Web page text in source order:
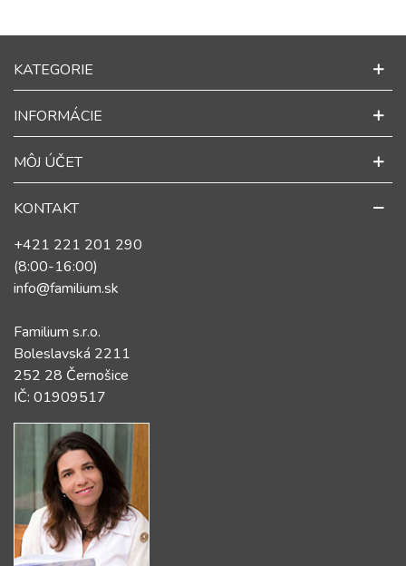
KATEGORIE
INFORMÁCIE
MÔJ ÚČET
KONTAKT
+421 221 201 290
(8:00-16:00)
info@familium.sk
Familium s.r.o.
Boleslavská 2211
252 28 Černošice
IČ: 01909517